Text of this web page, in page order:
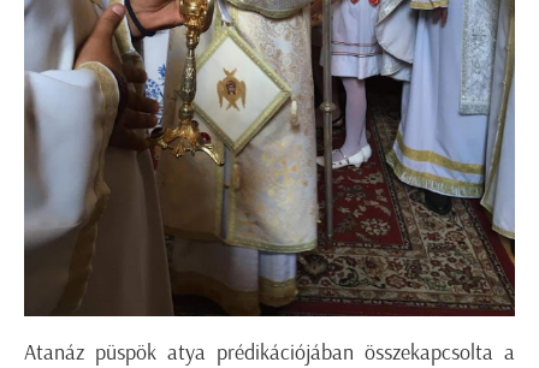
Atanáz püspök atya prédikációjában összekapcsolta a